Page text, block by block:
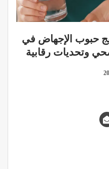
حبوب الإجهاض في
وتحديات رقابية